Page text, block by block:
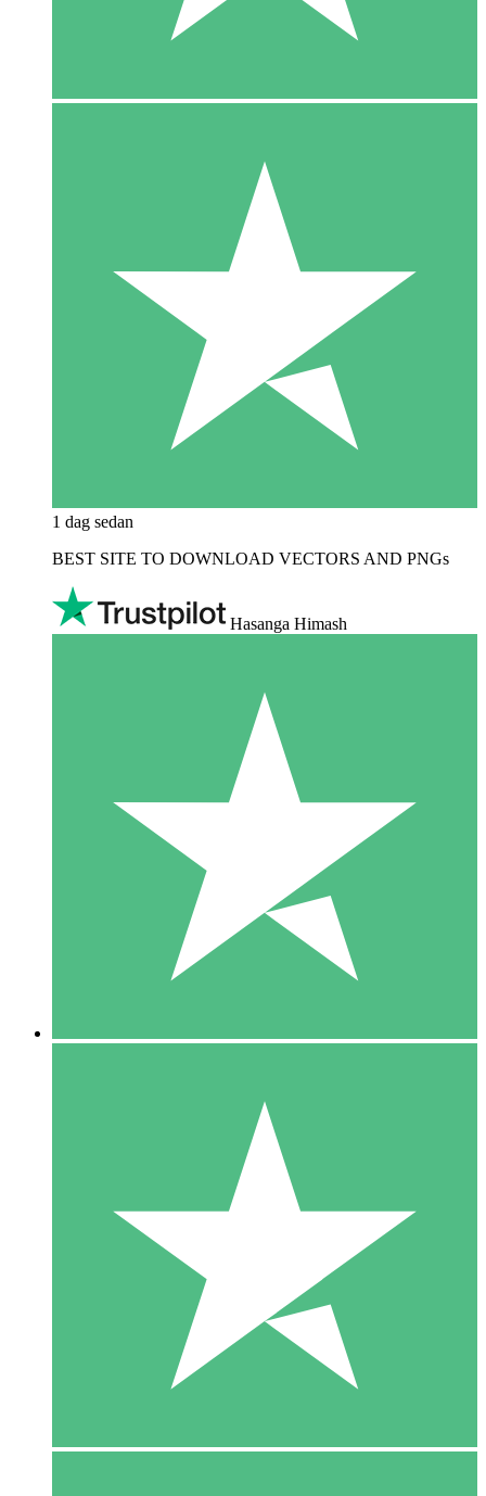
1 dag sedan
BEST SITE TO DOWNLOAD VECTORS AND PNGs
Hasanga Himash